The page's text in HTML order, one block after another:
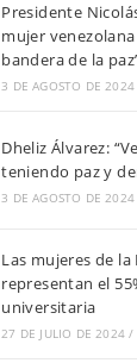
Presidente
mujer
bandera de la
3 DE AGOSTO DE 2024
Dheliz Álvarez:
teniendo paz y
3 DE AGOSTO DE 2024
Las mujeres de la
representan el
universitaria
27 DE JULIO DE 2024 /